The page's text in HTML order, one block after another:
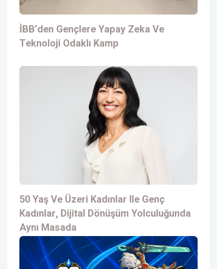
İBB’den Gençlere Yapay Zeka Ve
Teknoloji Odaklı Kamp
50 Yaş Ve Üzeri Kadınlar Ile Genç
Kadınlar, Dijital Dönüşüm Yolculuğunda
Aynı Masada